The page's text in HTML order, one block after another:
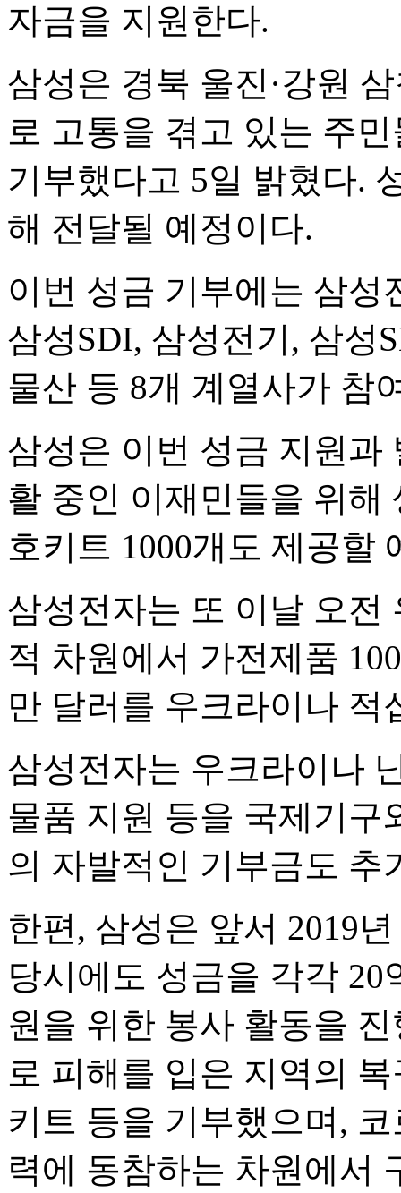
자금을 지원한다.
삼성은 경북 울진·강원
로 고통을 겪고 있는 주
기부했다고 5일 밝혔다.
해 전달될 예정이다.
이번 성금 기부에는 삼
삼성SDI, 삼성전기, 삼성
물산 등 8개 계열사가 참
삼성은 이번 성금 지원과
활 중인 이재민들을 위해
호키트 1000개도 제공할
삼성전자는 또 이날 오전
적 차원에서 가전제품
만 달러를 우크라이나
삼성전자는 우크라이나
물품 지원 등을 국제기구
의 자발적인 기부금도 추
한편, 삼성은 앞서 2019
당시에도 성금을 각각
원을 위한 봉사 활동을
로 피해를 입은 지역의
키트 등을 기부했으며,
력에 동참하는 차원에서